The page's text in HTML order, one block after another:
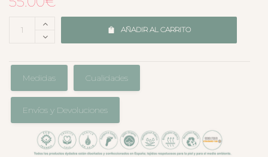
AÑADIR AL CARRITO
Medidas Cualidades
Envíos y Devoluciones